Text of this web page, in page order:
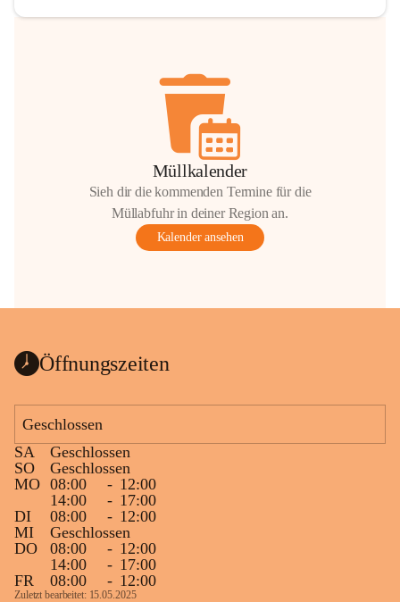
Müllkalender
Sieh dir die kommenden Termine für die
Müllabfuhr in deiner Region an.
Kalender ansehen
Öffnungszeiten
Geschlossen
SA
Geschlossen
SO
Geschlossen
MO 08:00 - 12:00
14:00
- 17:00
DI
08:00 - 12:00
MI
Geschlossen
DO
08:00 - 12:00
14:00
- 17:00
FR
08:00 - 12:00
Zuletzt bearbeitet: 15.05.2025